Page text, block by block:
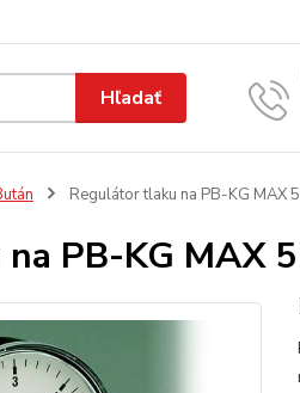
Hľadať
Regulátor tlaku na PB-KG MAX
PB-KG MAX